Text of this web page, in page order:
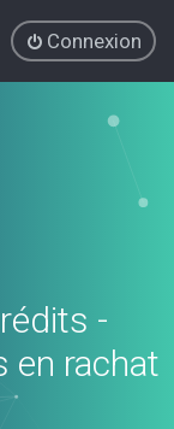
Connexion
-
en rachat